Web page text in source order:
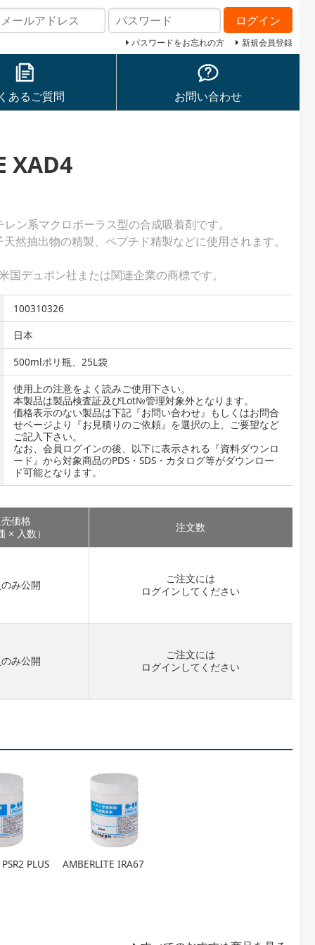
ログイン
パスワードをお忘れの方 新規会員登録
あるご質問 お問い合わせ
XAD4
レン系マクロポーラス型の合成吸着剤です。
然抽出物の精製、ペプチド精製などに使用されます。
国デュポン社または関連企業の商標です。
100310326
日本
500mlポリ瓶、25L袋
使用上の注意をよく読みご使用下さい。
本製品は製品検査証及びLot№管理対象外となります。
価格表示のない製品は下記『お問い合わせ』もしくはお問合
せページより『お見積りのご依頼』を選択の上、ご要望など
ご記入下さい。
なお、会員ログインの後、以下に表示される『資料ダウンロ
ード』から対象商品のPDS・SDS・カタログ等がダウンロー
ド可能となります。
価格
× 入数）
注文数
み公開
ご注文には
ログイン してください
み公開
ご注文には
ログイン してください
PLUS AMBERLITE IRA67